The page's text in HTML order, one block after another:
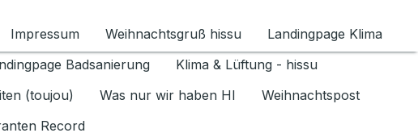
für Datenschutz 1.6.2026 umschalten
Impressum Weihnachtsgruß hissu
Landingpage Klima
Badsanierung
Klima & Lüftung - hissu
(toujou) Was nur wir haben HI
Weihnachtspost
Record